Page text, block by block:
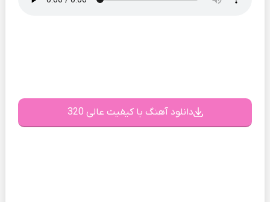
دانلود آهنگ با کیفیت عالی 320